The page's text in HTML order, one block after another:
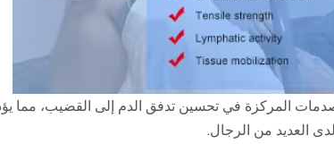
المركزة في تحسين تدفق الدم إلى القضيب، مما
العديد من الرجال.